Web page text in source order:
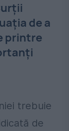
de a
printre
trebuie
de